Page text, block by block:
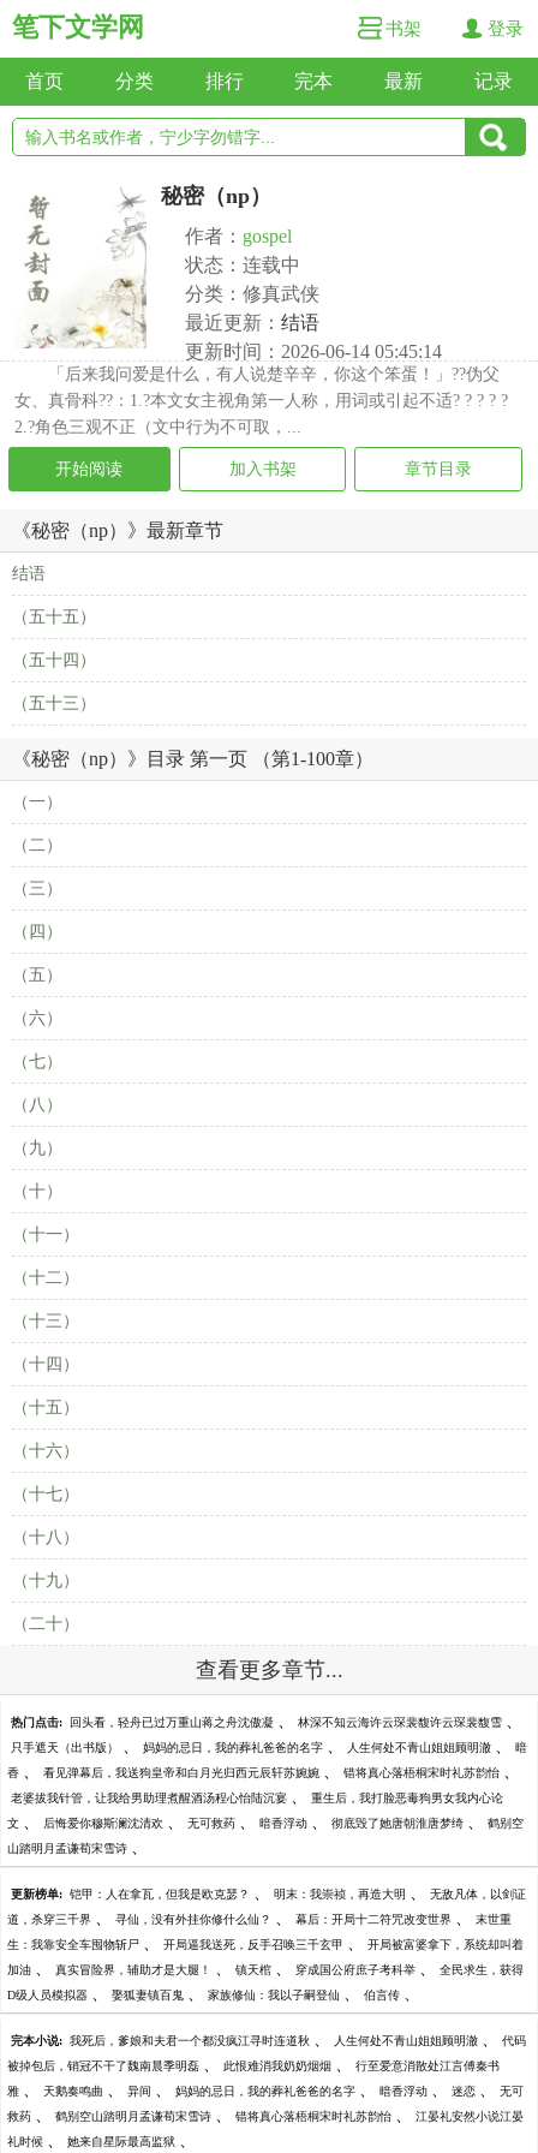
笔下文学网 书架 登录
首页 分类 排行 完本 最新 记录
秘密（np）
作者： gospel
状态：连载中
分类：修真武侠
最近更新： 结语
更新时间：2026-06-14 05:45:14
「后来我问爱是什么，有人说楚辛辛，你这个笨蛋！」??伪父
女、真骨科??：1.?本文女主视角第一人称，用词或引起不适? ? ? ? ?
2.?角色三观不正（文中行为不可取，...
开始阅读 加入书架 章节目录
《秘密（np）》最新章节
结语
（五十五）
（五十四）
（五十三）
《秘密（np）》目录 第一页 （第1-100章）
（一）
（二）
（三）
（四）
（五）
（六）
（七）
（八）
（九）
（十）
（十一）
（十二）
（十三）
（十四）
（十五）
（十六）
（十七）
（十八）
（十九）
（二十）
查看更多章节...
热门点击: 回头看，轻舟已过万重山蒋之舟沈傲凝 、 林深不知云海许云琛裴馥许云琛裴馥雪 、
只手遮天（出书版） 、 妈妈的忌日，我的葬礼爸爸的名字 、 人生何处不青山姐姐顾明澈 、 暗
香 、 看见弹幕后，我送狗皇帝和白月光归西元辰轩苏婉婉 、 错将真心落梧桐宋时礼苏韵怡 、
老婆拔我针管，让我给男助理煮醒酒汤程心怡陆沉宴 、 重生后，我打脸恶毒狗男女我内心论
文 、 后悔爱你穆斯澜沈清欢 、 无可救药 、 暗香浮动 、 彻底毁了她唐朝淮唐梦绮 、 鹤别空
山踏明月孟谦荀宋雪诗 、
更新榜单: 铠甲：人在拿瓦，但我是欧克瑟？ 、 明末：我崇祯，再造大明 、 无敌凡体，以剑证
道，杀穿三千界 、 寻仙，没有外挂你修什么仙？ 、 幕后：开局十二符咒改变世界 、 末世重
生：我靠安全车囤物斩尸 、 开局逼我送死，反手召唤三千玄甲 、 开局被富婆拿下，系统却叫着
加油 、 真实冒险界，辅助才是大腿！ 、 镇天棺 、 穿成国公府庶子考科举 、 全民求生，获得
D级人员模拟器 、 娶狐妻镇百鬼 、 家族修仙：我以子嗣登仙 、 伯言传 、
完本小说: 我死后，爹娘和夫君一个都没疯江寻时连道秋 、 人生何处不青山姐姐顾明澈 、 代码
被掉包后，销冠不干了魏南晨季明磊 、 此恨难消我奶奶烟烟 、 行至爱意消散处江言傅秦书
雅 、 天鹅奏鸣曲 、 异间 、 妈妈的忌日，我的葬礼爸爸的名字 、 暗香浮动 、 迷恋 、 无可
救药 、 鹤别空山踏明月孟谦荀宋雪诗 、 错将真心落梧桐宋时礼苏韵怡 、 江晏礼安然小说江晏
礼时候 、 她来自星际最高监狱 、